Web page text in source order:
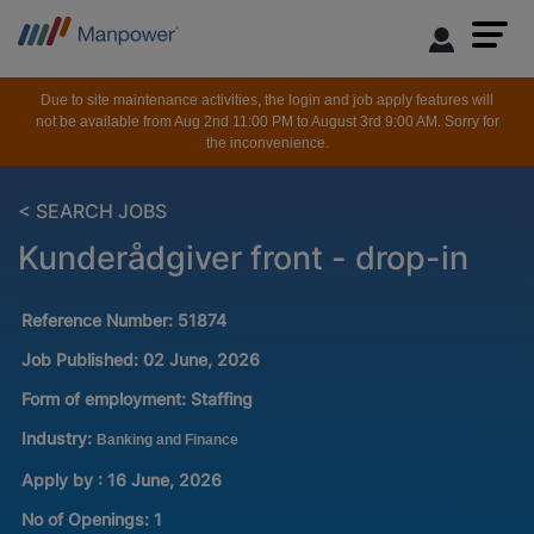
Due to site maintenance activities, the login and job apply features will
not be available from Aug 2nd 11:00 PM to August 3rd 9:00 AM. Sorry for
the inconvenience.
< SEARCH JOBS
Kunderådgiver front - drop-in
Reference Number: 51874
Job Published: 02 June, 2026
Form of employment: Staffing
Industry: Banking and Finance
Apply by : 16 June, 2026
No of Openings: 1